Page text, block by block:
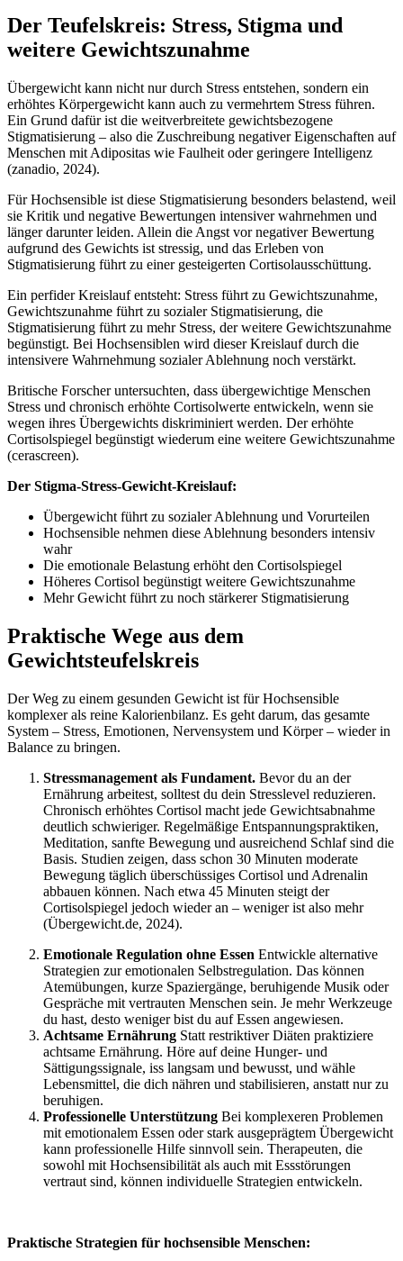
Der Teufelskreis: Stress, Stigma und
weitere Gewichtszunahme
Übergewicht kann nicht nur durch Stress entstehen, sondern ein
erhöhtes Körpergewicht kann auch zu vermehrtem Stress führen.
Ein Grund dafür ist die weitverbreitete gewichtsbezogene
Stigmatisierung – also die Zuschreibung negativer Eigenschaften auf
Menschen mit Adipositas wie Faulheit oder geringere Intelligenz
(zanadio, 2024).
Für Hochsensible ist diese Stigmatisierung besonders belastend, weil
sie Kritik und negative Bewertungen intensiver wahrnehmen und
länger darunter leiden. Allein die Angst vor negativer Bewertung
aufgrund des Gewichts ist stressig, und das Erleben von
Stigmatisierung führt zu einer gesteigerten Cortisolausschüttung.
Ein perfider Kreislauf entsteht: Stress führt zu Gewichtszunahme,
Gewichtszunahme führt zu sozialer Stigmatisierung, die
Stigmatisierung führt zu mehr Stress, der weitere Gewichtszunahme
begünstigt. Bei Hochsensiblen wird dieser Kreislauf durch die
intensivere Wahrnehmung sozialer Ablehnung noch verstärkt.
Britische Forscher untersuchten, dass übergewichtige Menschen
Stress und chronisch erhöhte Cortisolwerte entwickeln, wenn sie
wegen ihres Übergewichts diskriminiert werden. Der erhöhte
Cortisolspiegel begünstigt wiederum eine weitere Gewichtszunahme
(cerascreen).
Der Stigma-Stress-Gewicht-Kreislauf:
Übergewicht führt zu sozialer Ablehnung und Vorurteilen
Hochsensible nehmen diese Ablehnung besonders intensiv
wahr
Die emotionale Belastung erhöht den Cortisolspiegel
Höheres Cortisol begünstigt weitere Gewichtszunahme
Mehr Gewicht führt zu noch stärkerer Stigmatisierung
Praktische Wege aus dem
Gewichtsteufelskreis
Der Weg zu einem gesunden Gewicht ist für Hochsensible
komplexer als reine Kalorienbilanz. Es geht darum, das gesamte
System – Stress, Emotionen, Nervensystem und Körper – wieder in
Balance zu bringen.
Stressmanagement als Fundament. Bevor du an der
Ernährung arbeitest, solltest du dein Stresslevel reduzieren.
Chronisch erhöhtes Cortisol macht jede Gewichtsabnahme
deutlich schwieriger. Regelmäßige Entspannungspraktiken,
Meditation, sanfte Bewegung und ausreichend Schlaf sind die
Basis. Studien zeigen, dass schon 30 Minuten moderate
Bewegung täglich überschüssiges Cortisol und Adrenalin
abbauen können. Nach etwa 45 Minuten steigt der
Cortisolspiegel jedoch wieder an – weniger ist also mehr
(Übergewicht.de, 2024).
Emotionale Regulation ohne Essen Entwickle alternative
Strategien zur emotionalen Selbstregulation. Das können
Atemübungen, kurze Spaziergänge, beruhigende Musik oder
Gespräche mit vertrauten Menschen sein. Je mehr Werkzeuge
du hast, desto weniger bist du auf Essen angewiesen.
Achtsame Ernährung Statt restriktiver Diäten praktiziere
achtsame Ernährung. Höre auf deine Hunger- und
Sättigungssignale, iss langsam und bewusst, und wähle
Lebensmittel, die dich nähren und stabilisieren, anstatt nur zu
beruhigen.
Professionelle Unterstützung Bei komplexeren Problemen
mit emotionalem Essen oder stark ausgeprägtem Übergewicht
kann professionelle Hilfe sinnvoll sein. Therapeuten, die
sowohl mit Hochsensibilität als auch mit Essstörungen
vertraut sind, können individuelle Strategien entwickeln.
Praktische Strategien für hochsensible Menschen: